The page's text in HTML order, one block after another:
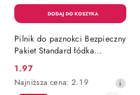
Pilnik do paznokci Bezpieczny
Pakiet Standard łódka
Group
Cena
promocyjna:
1.97
Najniższa
cena
Najniższa cena: 2.19